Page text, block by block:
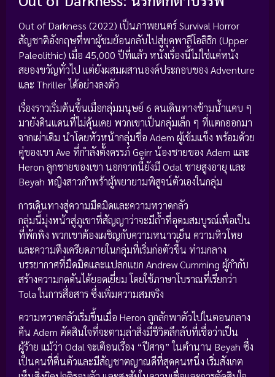
Out of Darkness (2022) เป็นภาพยนตร์ Survival Horror
สัญชาติอังกฤษที่พาผู้ชมย้อนกลับไปสู่ยุคพาลีโอลิธิก (Upper
Paleolithic) เมื่อ 45,000 ปีที่แล้ว หนังเรื่องนี้ไม่ใช่แค่หนัง
สยองขวัญทั่วไป แต่ยังผสมผสานองค์ประกอบของ Adventure
และ Thriller ได้อย่างลงตัว
เรื่องราวเริ่มต้นขึ้นเมื่อกลุ่มมนุษย์ 6 คนเดินทางข้ามน้ำแคบ ๆ
มายังดินแดนที่ไม่คุ้นเคย พวกเขาเป็นกลุ่มเล็ก ๆ ที่แตกออกมา
จากเผ่าเดิม นำโดยหัวหน้ากลุ่มชื่อ Adem ผู้เข้มแข็ง พร้อมด้วย
คู่ของเขา Ave ที่กำลังตั้งครรภ์ Geirr น้องชายของ Adem และ
Heron ลูกชายของเขา นอกจากนี้ยังมี Odal ชายสูงอายุ และ
Beyah หญิงสาวกำพร้าผู้พยายามพิสูจน์ตัวเองในกลุ่ม
การเดินทางสู่ความมืดมิดและความหวาดกลัว
กลุ่มนี้มุ่งหน้าสู่ภูเขาที่สัญญาว่าจะมีถ้ำที่อุดมสมบูรณ์เพื่อเป็น
ที่พักพิง พวกเขาต้องเผชิญกับความหนาวเย็น ความหิวโหย
และความตึงเครียดภายในกลุ่มที่เริ่มก่อตัวขึ้น ท่ามกลาง
บรรยากาศที่มืดมิดและแปลกแยก Andrew Cumming ผู้กำกับ
สร้างความกดดันได้ยอดเยี่ยม โดยใช้ภาษาโบราณที่เรียกว่า
Tola ในการสื่อสาร ซึ่งเพิ่มความสมจริง
ความหวาดกลัวเริ่มขึ้นเมื่อ Heron ถูกลักพาตัวไปในตอนกลาง
คืน Adem ตัดสินใจที่จะตามล่าสิ่งมีชีวิตลึกลับที่เชื่อว่าเป็น
ผู้ร้าย แม้ว่า Odal จะเตือนเรื่อง “ปีศาจ” ในตำนาน Beyah ซึ่ง
เป็นคนที่ตื่นตัวและมีสัญชาตญาณดีที่สุดคนหนึ่ง เริ่มสังเกต